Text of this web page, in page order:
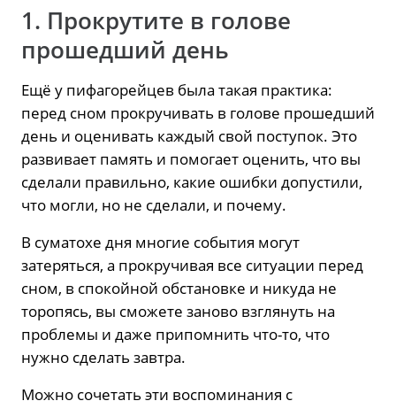
1. Прокрутите в голове
прошедший день
Ещё у пифагорейцев была такая практика:
перед сном прокручивать в голове прошедший
день и оценивать каждый свой поступок. Это
развивает память и помогает оценить, что вы
сделали правильно, какие ошибки допустили,
что могли, но не сделали, и почему.
В суматохе дня многие события могут
затеряться, а прокручивая все ситуации перед
сном, в спокойной обстановке и никуда не
торопясь, вы сможете заново взглянуть на
проблемы и даже припомнить что-то, что
нужно сделать завтра.
Можно сочетать эти воспоминания с